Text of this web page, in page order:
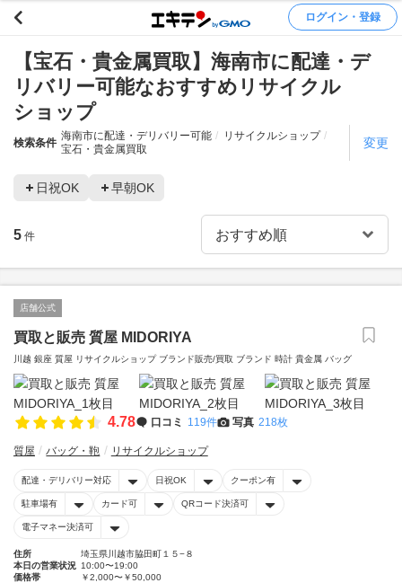
ログイン・登録
【宝石・貴金属買取】海南市に配達・デ
リバリー可能なおすすめリサイクル
ショップ
検索条件
海南市に配達・デリバリー可能
リサイクルショップ
宝石・貴金属買取
変更
日祝OK 早朝OK
5 件
店舗公式
買取と販売 質屋 MIDORIYA
川越 銀座 質屋 リサイクルショップ ブランド販売/買取 ブランド 時計 貴金属 バッグ
4.78 口コミ 119件 写真 218枚
質屋 バッグ・鞄 リサイクルショップ
配達・デリバリー対応 日祝OK クーポン有
駐車場有 カード可 QRコード決済可
電子マネー決済可
住所
埼玉県川越市脇田町１５−８
本日の営業状況 10:00〜19:00
価格帯
￥2,000〜￥50,000